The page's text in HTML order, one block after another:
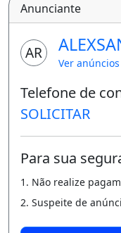
Anunciante
AR
Ver anúncios
Telefone de
SOLICITAR
Para sua
1. Não realize
2. Suspeite de